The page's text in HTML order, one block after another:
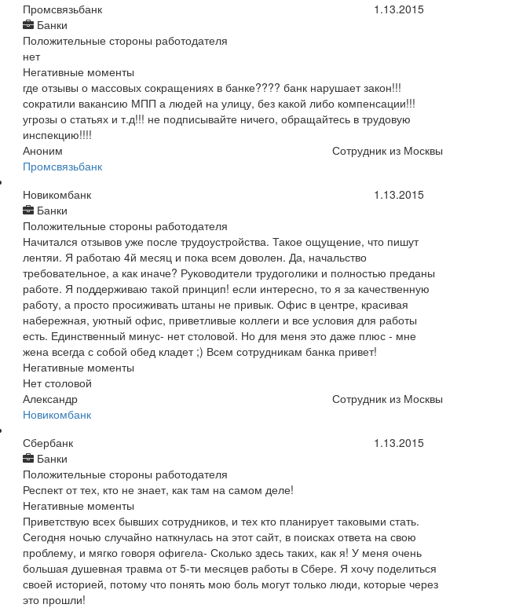
Промсвязьбанк
Банки
1.13.2015
Положительные стороны работодателя
нет
Негативные моменты
где отзывы о массовых сокращениях в банке???? банк нарушает закон!!!
сократили вакансию МПП а людей на улицу, без какой либо компенсации!!!
угрозы о статьях и т.д!!! не подписывайте ничего, обращайтесь в трудовую
инспекцию!!!!
Аноним
Сотрудник из Москвы
Промсвязьбанк
Новикомбанк
Банки
1.13.2015
Положительные стороны работодателя
Начитался отзывов уже после трудоустройства. Такое ощущение, что пишут
лентяи. Я работаю 4й месяц и пока всем доволен. Да, начальство
требовательное, а как иначе? Руководители трудоголики и полностью преданы
работе. Я поддерживаю такой принцип! если интересно, то я за качественную
работу, а просто просиживать штаны не привык. Офис в центре, красивая
набережная, уютный офис, приветливые коллеги и все условия для работы
есть. Единственный минус- нет столовой. Но для меня это даже плюс - мне
жена всегда с собой обед кладет ;) Всем сотрудникам банка привет!
Негативные моменты
Нет столовой
Александр
Сотрудник из Москвы
Новикомбанк
Сбербанк
Банки
1.13.2015
Положительные стороны работодателя
Респект от тех, кто не знает, как там на самом деле!
Негативные моменты
Приветствую всех бывших сотрудников, и тех кто планирует таковыми стать.
Сегодня ночью случайно наткнулась на этот сайт, в поисках ответа на свою
проблему, и мягко говоря офигела- Сколько здесь таких, как я! У меня очень
большая душевная травма от 5-ти месяцев работы в Сбере. Я хочу поделиться
своей историей, потому что понять мою боль могут только люди, которые через
это прошли!